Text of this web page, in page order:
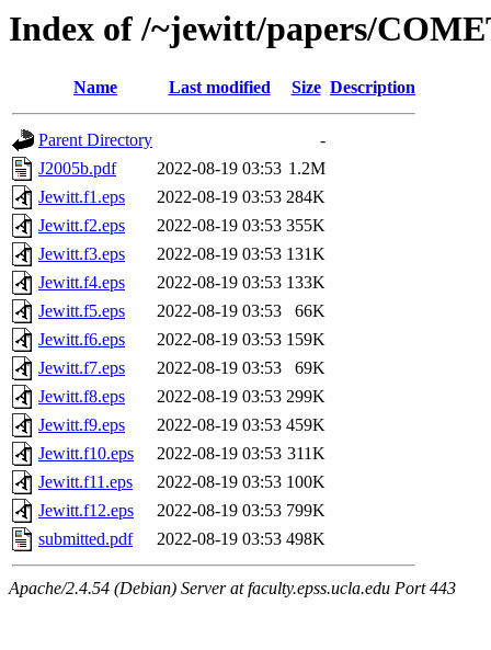
Index of /~jewitt/papers/
Name Last modified Size Description
Parent Directory
-
J2005b.pdf
2022-08-19 03:53 1.2M
Jewitt.f1.eps
2022-08-19 03:53 284K
Jewitt.f2.eps
2022-08-19 03:53 355K
Jewitt.f3.eps
2022-08-19 03:53 131K
Jewitt.f4.eps
2022-08-19 03:53 133K
Jewitt.f5.eps
2022-08-19 03:53
66K
Jewitt.f6.eps
2022-08-19 03:53 159K
Jewitt.f7.eps
2022-08-19 03:53
69K
Jewitt.f8.eps
2022-08-19 03:53 299K
Jewitt.f9.eps
2022-08-19 03:53 459K
Jewitt.f10.eps
2022-08-19 03:53 311K
Jewitt.f11.eps
2022-08-19 03:53 100K
Jewitt.f12.eps
2022-08-19 03:53 799K
submitted.pdf
2022-08-19 03:53 498K
Apache/2.4.54 (Debian) Server at faculty.epss.ucla.edu Port 443